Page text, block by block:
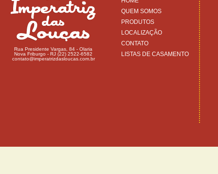
Rua Presidente Vargas, 84 - Olaria
Nova Friburgo - RJ (22) 2522-6582
contato@imperatrizdasloucas.com.br
QUEM SOMOS
PRODUTOS
LOCALIZAÇÃO
CONTATO
LISTAS DE CASAMENTO